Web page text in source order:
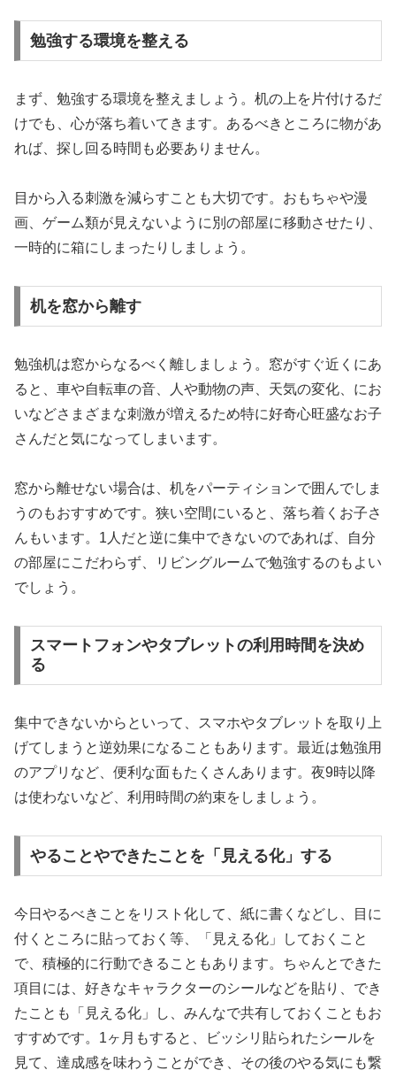
勉強する環境を整える
まず、勉強する環境を整えましょう。机の上を片付けるだ
けでも、心が落ち着いてきます。あるべきところに物があ
れば、探し回る時間も必要ありません。
目から入る刺激を減らすことも大切です。おもちゃや漫
画、ゲーム類が見えないように別の部屋に移動させたり、
一時的に箱にしまったりしましょう。
机を窓から離す
勉強机は窓からなるべく離しましょう。窓がすぐ近くにあ
ると、車や自転車の音、人や動物の声、天気の変化、にお
いなどさまざまな刺激が増えるため特に好奇心旺盛なお子
さんだと気になってしまいます。
窓から離せない場合は、机をパーティションで囲んでしま
うのもおすすめです。狭い空間にいると、落ち着くお子さ
んもいます。1人だと逆に集中できないのであれば、自分
の部屋にこだわらず、リビングルームで勉強するのもよい
でしょう。
スマートフォンやタブレットの利用時間を決め
る
集中できないからといって、スマホやタブレットを取り上
げてしまうと逆効果になることもあります。最近は勉強用
のアプリなど、便利な面もたくさんあります。夜9時以降
は使わないなど、利用時間の約束をしましょう。
やることやできたことを「見える化」する
今日やるべきことをリスト化して、紙に書くなどし、目に
付くところに貼っておく等、「見える化」しておくこと
で、積極的に行動できることもあります。ちゃんとできた
項目には、好きなキャラクターのシールなどを貼り、でき
たことも「見える化」し、みんなで共有しておくこともお
すすめです。1ヶ月もすると、ビッシリ貼られたシールを
見て、達成感を味わうことができ、その後のやる気にも繋